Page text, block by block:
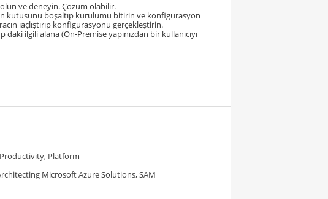
ve deneyin. Çözüm olabilir.
kutusunu boşaltıp kurulumu bitirin ve konfigurasyon
ıaçlıştırıp konfigurasyonu gerçekleştirin.
ilgili alana (On-Premise yapınızdan bir kullanıcıyı
Platform
Microsoft Azure Solutions, SAM